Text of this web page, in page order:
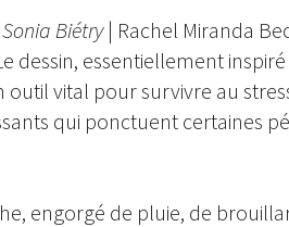
Biétry| Rachel Miranda
dessin, essentiellement
outil vital pour survivre au
qui ponctuent certaines
engorgé de pluie, de